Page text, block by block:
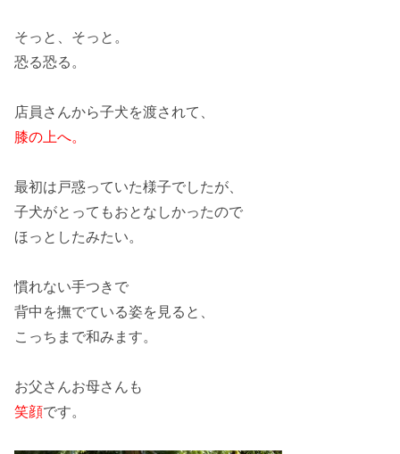
そっと、そっと。
恐る恐る。
店員さんから子犬を渡されて、
膝の上へ。
最初は戸惑っていた様子でしたが、
子犬がとってもおとなしかったので
ほっとしたみたい。
慣れない手つきで
背中を撫でている姿を見ると、
こっちまで和みます。
お父さんお母さんも
笑顔です。